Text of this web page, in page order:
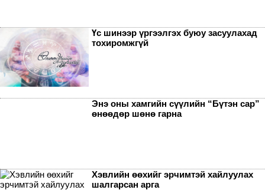
Үс шинээр үргээлгэх буюу засуулахад
тохиромжгүй
Энэ оны хамгийн сүүлийн “Бүтэн сар”
өнөөдөр шөнө гарна
Хэвлийн өөхийг эрчимтэй хайлуулах
шалгарсан арга